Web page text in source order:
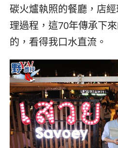
碳火爐執照的餐廳，店
理過程，這70年傳承下
的，看得我口水直流。